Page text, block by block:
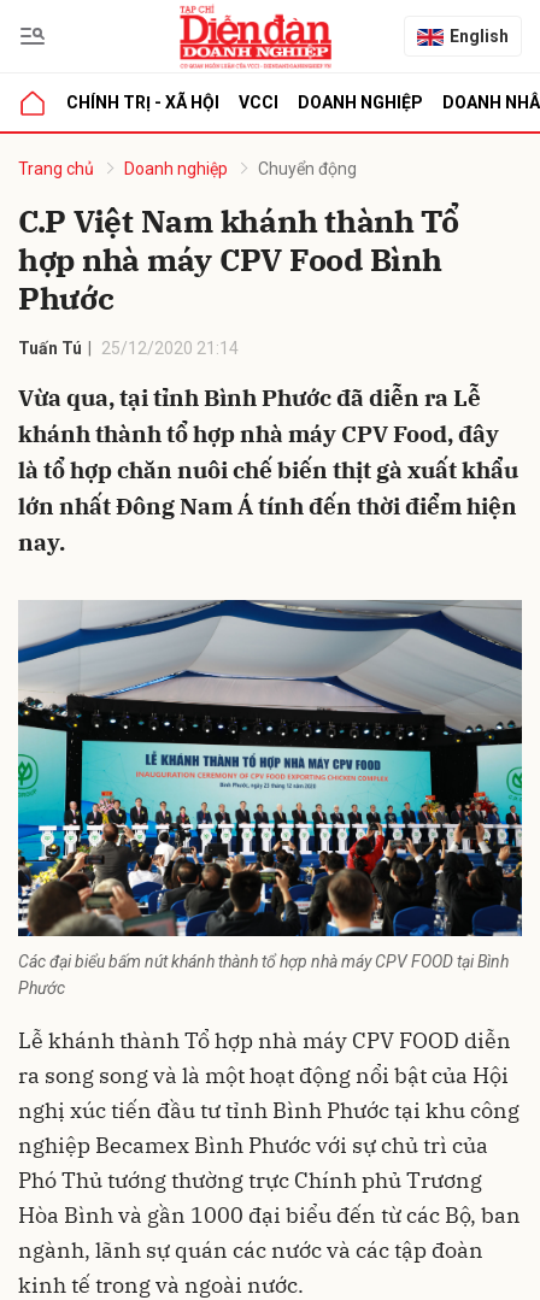
English
CHÍNH TRỊ - XÃ HỘI VCCI DOANH NGHIỆP DOANH
Trang chủ Doanh nghiệp Chuyển động
C.P Việt Nam khánh thành Tổ
hợp nhà máy CPV Food Bình
Phước
Tuấn Tú 25/12/2020 21:14
Vừa qua, tại tỉnh Bình Phước đã diễn ra Lễ
khánh thành tổ hợp nhà máy CPV Food, đây
là tổ hợp chăn nuôi chế biến thịt gà xuất khẩu
lớn nhất Đông Nam Á tính đến thời điểm hiện
nay.
Các đại biểu bấm nút khánh thành tổ hợp nhà máy CPV FOOD tại Bình
Phước
Lễ khánh thành Tổ hợp nhà máy CPV FOOD diễn
ra song song và là một hoạt động nổi bật của Hội
nghị xúc tiến đầu tư tỉnh Bình Phước tại khu công
nghiệp Becamex Bình Phước với sự chủ trì của
Phó Thủ tướng thường trực Chính phủ Trương
Hòa Bình và gần 1000 đại biểu đến từ các Bộ, ban
ngành, lãnh sự quán các nước và các tập đoàn
kinh tế trong và ngoài nước.
luận
Hủy